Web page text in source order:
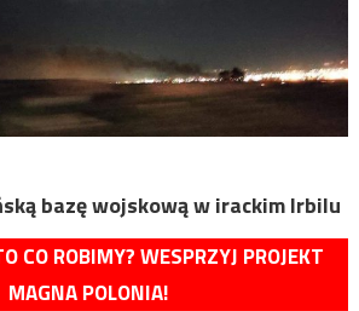
bazę wojskową w irackim Irbilu
CO ROBIMY? WESPRZYJ PROJEKT
MAGNA POLONIA!